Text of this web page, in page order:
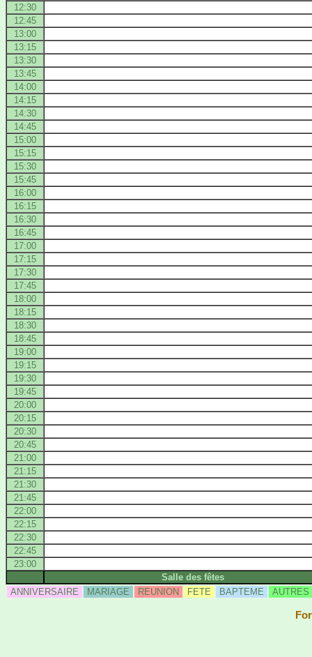
12:30
12:45
13:00
13:15
13:30
13:45
14:00
14:15
14:30
14:45
15:00
15:15
15:30
15:45
16:00
16:15
16:30
16:45
17:00
17:15
17:30
17:45
18:00
18:15
18:30
18:45
19:00
19:15
19:30
19:45
20:00
20:15
20:30
20:45
21:00
21:15
21:30
21:45
22:00
22:15
22:30
22:45
23:00
Salle des fêtes
ANNIVERSAIRE
MARIAGE REUNION FETE BAPTEME AUTRES